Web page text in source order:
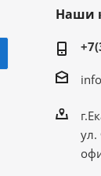
Наши
ул.